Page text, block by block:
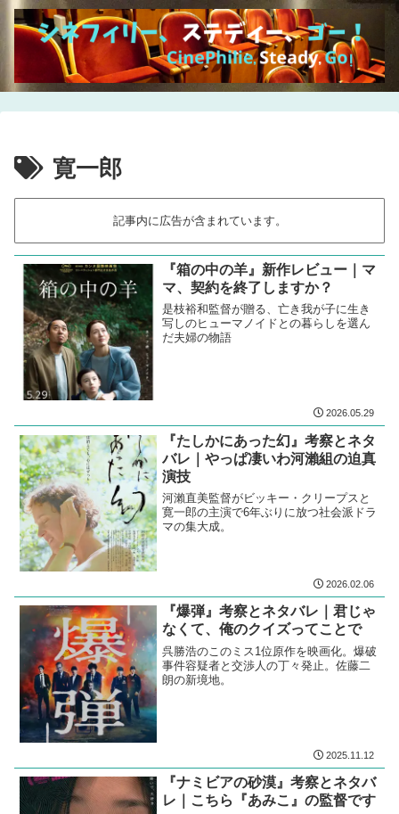
寛一郎
記事内に広告が含まれています。
『箱の中の羊』新作レビュー｜マ
マ、契約を終了しますか？
是枝裕和監督が贈る、亡き我が子に生き
写しのヒューマノイドとの暮らしを選ん
だ夫婦の物語
2026.05.29
『たしかにあった幻』考察とネタ
バレ｜やっぱ凄いわ河瀨組の迫真
演技
河瀨直美監督がビッキー・クリープスと
寛一郎の主演で6年ぶりに放つ社会派ドラ
マの集大成。
2026.02.06
『爆弾』考察とネタバレ｜君じゃ
なくて、俺のクイズってことで
呉勝浩のこのミス1位原作を映画化。爆破
事件容疑者と交渉人の丁々発止。佐藤二
朗の新境地。
2025.11.12
『ナミビアの砂漠』考察とネタバ
レ｜こちら『あみこ』の監督です